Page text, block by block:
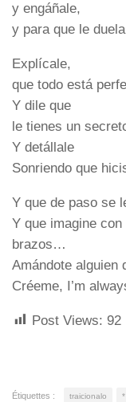
y engáñale,
y para que le
Explícale,
que todo está
Y dile que
le tienes un
Y detállale
Sonriendo que
Y que de paso se
Y que imagine
brazos…
Amándote alguien
Créeme, I’m
Post Views: 92
Étiquettes : traicionalo *